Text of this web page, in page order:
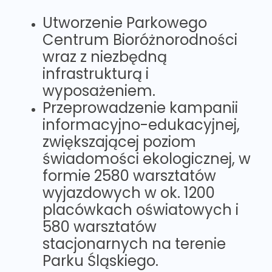
Utworzenie Parkowego
Centrum Bioróżnorodności
wraz z niezbędną
infrastrukturą i
wyposażeniem.
Przeprowadzenie kampanii
informacyjno-edukacyjnej,
zwiększającej poziom
świadomości ekologicznej, w
formie 2580 warsztatów
wyjazdowych w ok. 1200
placówkach oświatowych i
580 warsztatów
stacjonarnych na terenie
Parku Śląskiego.